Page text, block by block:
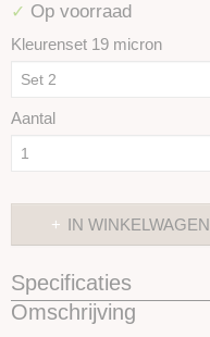
✓ Op voorraad
Kleurenset 19 micron
Aantal
IN WINKELWAGEN
Specificaties
Productcode
Omschrijving